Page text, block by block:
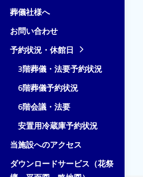
葬儀社様へ
お問い合わせ
予約状況・休館日
3階葬儀・法要予約状況
6階葬儀予約状況
6階会議・法要
安置用冷蔵庫予約状況
当施設へのアクセス
ダウンロードサービス（花祭